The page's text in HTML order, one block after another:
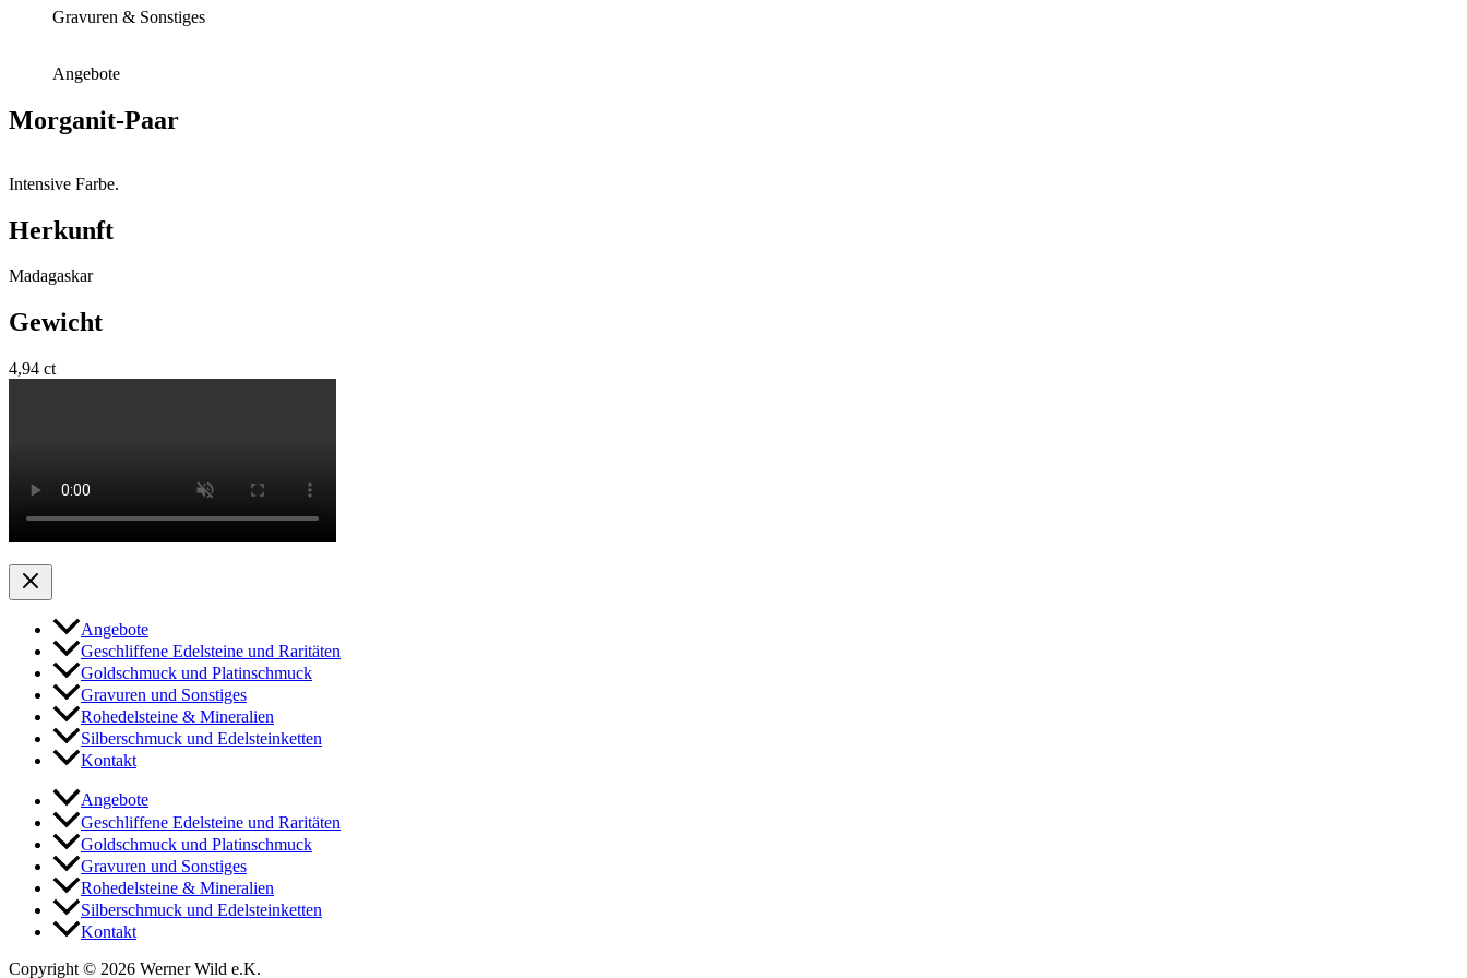
Gravuren & Sonstiges
Angebote
Morganit-Paar
Intensive Farbe.
Herkunft
Madagaskar
Gewicht
4,94 ct
Angebote
Geschliffene Edelsteine und Raritäten
Goldschmuck und Platinschmuck
Gravuren und Sonstiges
Rohedelsteine & Mineralien
Silberschmuck und Edelsteinketten
Kontakt
Angebote
Geschliffene Edelsteine und Raritäten
Goldschmuck und Platinschmuck
Gravuren und Sonstiges
Rohedelsteine & Mineralien
Silberschmuck und Edelsteinketten
Kontakt
Copyright © 2026 Werner Wild e.K.